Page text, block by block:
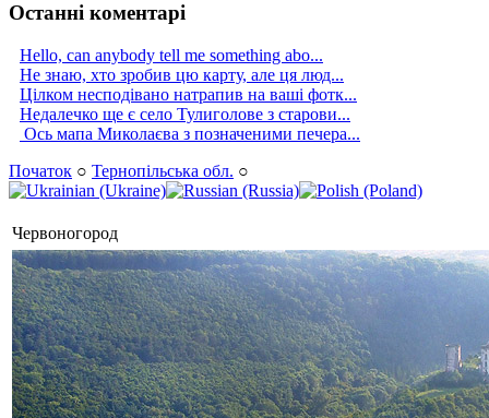
Останні коментарі
Hello, can anybody tell me something abo...
Не знаю, хто зробив цю карту, але ця люд...
Цілком несподівано натрапив на ваші фотк...
Недалечко ще є село Тулиголове з старови...
Ось мапа Миколаєва з позначеними печера...
Початок ○ Тернопільська обл. ○
Червоногород